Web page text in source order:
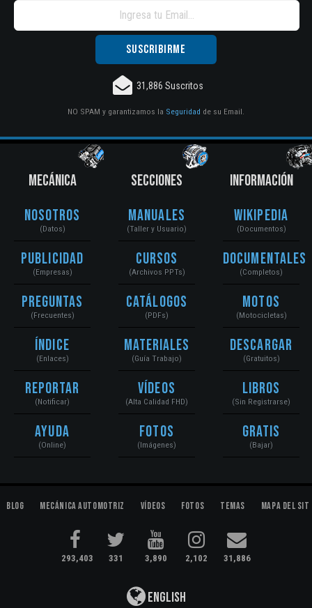
31,886 Suscritos
NO SPAM y garantizamos la Seguridad de su Email.
MECÁNICA
Nosotros
(Datos)
Publicidad
(Empresas)
Preguntas
(Frecuentes)
Índice
(Enlaces)
Reportar
(Notificar)
Ayuda
(Online)
SECCIONES
Manuales
(Taller y Usuario)
Cursos
(Archivos PPTs)
Catálogos
(PDFs)
Materiales
(Guía Trabajo)
Vídeos
(Alta Calidad FHD)
Fotos
(Imágenes)
INFORMACIÓN
Wikipedia
(Documentos)
Documentales
(Completos)
Motos
(Motocicletas)
Descargar
(Gratuitos)
Libros
(Sin Registrarse)
Gratis
(Bajar)
Blog Mecánica Automotriz Vídeos Fotos Temas Mapa del
293,403 331 3,890 2,102 31,886
English